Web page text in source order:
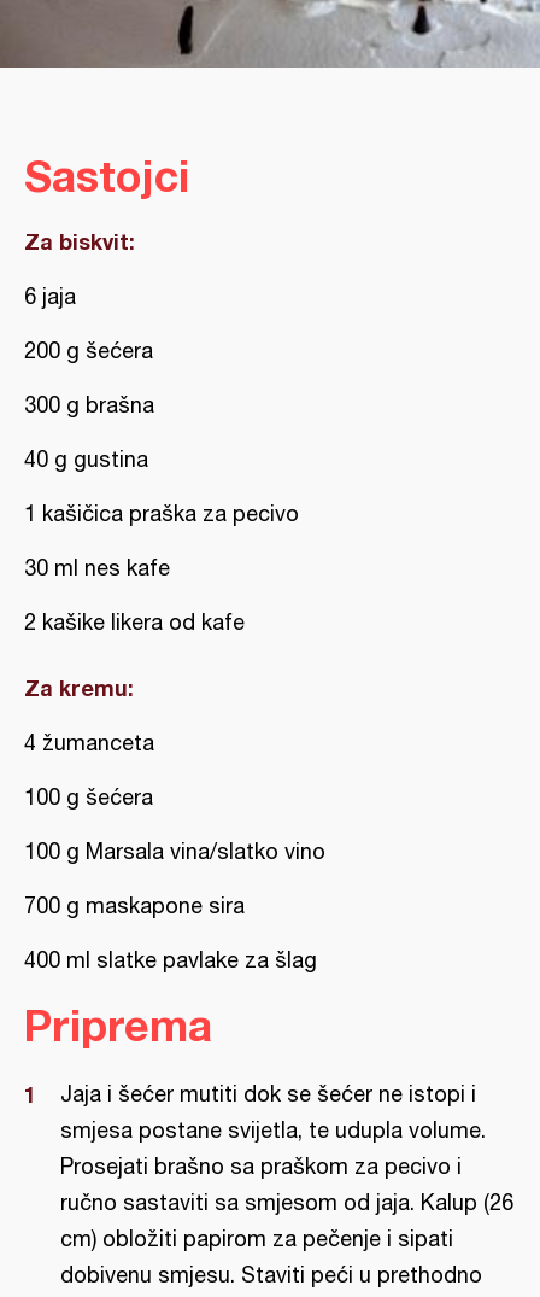
Sastojci
Za biskvit:
6 jaja
200 g šećera
300 g brašna
40 g gustina
1 kašičica praška za pecivo
30 ml nes kafe
2 kašike likera od kafe
Za kremu:
4 žumanceta
100 g šećera
100 g Marsala vina/slatko vino
700 g maskapone sira
400 ml slatke pavlake za šlag
Priprema
Jaja i šećer mutiti dok se šećer ne istopi i
smjesa postane svijetla, te udupla volume.
Prosejati brašno sa praškom za pecivo i
ručno sastaviti sa smjesom od jaja. Kalup (26
cm) obložiti papirom za pečenje i sipati
dobivenu smjesu. Staviti peći u prethodno